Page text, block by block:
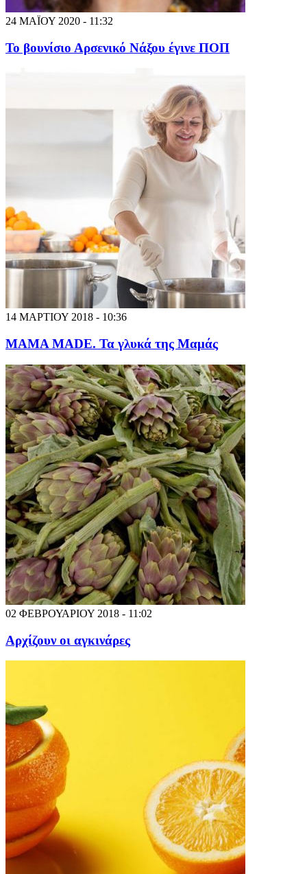
24 ΜΑΪΟΥ 2020 - 11:32
Το βουνίσιο Αρσενικό Νάξου έγινε ΠΟΠ
14 ΜΑΡΤΙΟΥ 2018 - 10:36
MAMA MADE. Τα γλυκά της Μαμάς
02 ΦΕΒΡΟΥΑΡΙΟΥ 2018 - 11:02
Αρχίζουν οι αγκινάρες